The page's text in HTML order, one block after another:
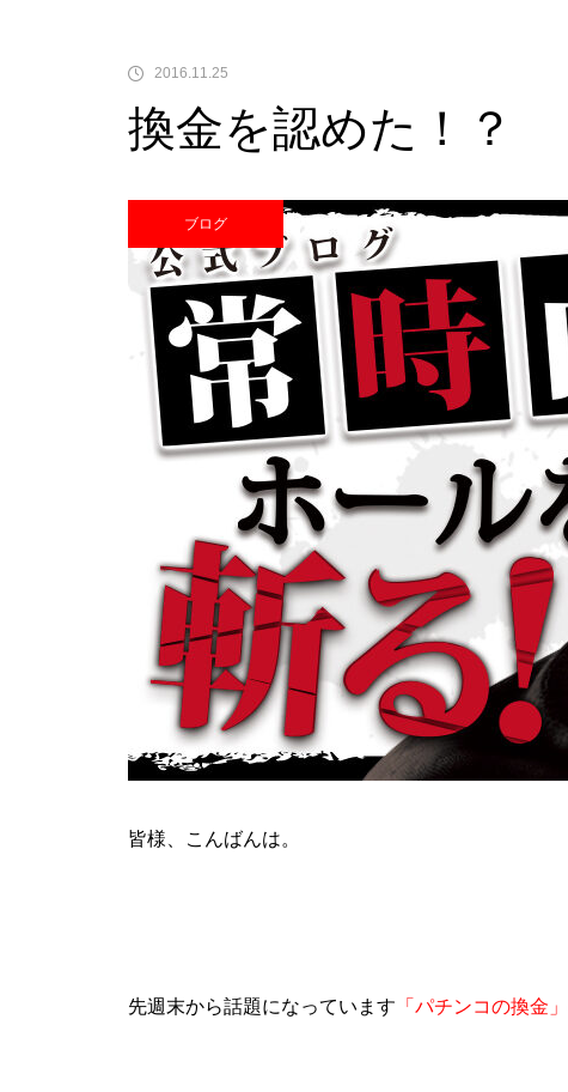
検定通過状況
ティアラ蓮田店様
ビックディッパー様
2016.11.25
換金を認めた！？
ブログ
皆様、こんばんは。
先週末から話題になっています 「パチンコの換金」